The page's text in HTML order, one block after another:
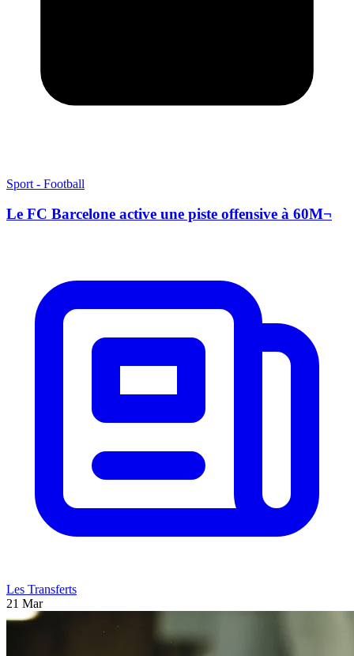
Sport - Football
Le FC Barcelone active une piste offensive à 60M¬
Les Transferts
21 Mar